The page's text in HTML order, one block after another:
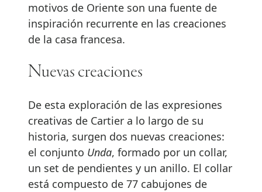
motivos de Oriente son una fuente de
inspiración recurrente en las creaciones
de la casa francesa.
Nuevas creaciones
De esta exploración de las expresiones
creativas de Cartier a lo largo de su
historia, surgen dos nuevas creaciones:
el conjunto Unda, formado por un collar,
un set de pendientes y un anillo. El collar
está compuesto de 77 cabujones de